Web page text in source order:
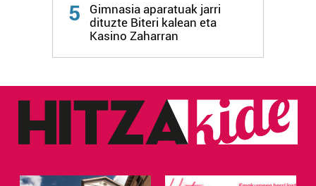
5
Gimnasia aparatuak jarri
dituzte Biteri kalean eta
Kasino Zaharran